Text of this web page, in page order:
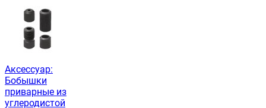
Аксессуар:
Бобышки
приварные из
углеродистой